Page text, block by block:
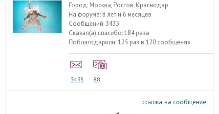
Город: Москва, Ростов, Краснодар
На форуме: 8 лет и 6 месяцев
Сообщений: 3435
Сказал(а) спасибо:184 раза
Поблагодарили:125 раз в 120 сообщенях
3435 88
ссылка на сообщение